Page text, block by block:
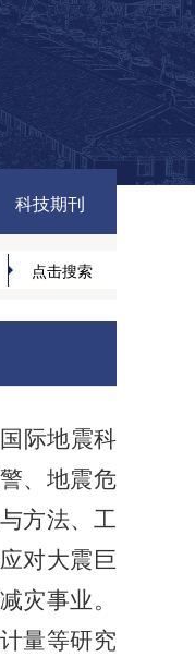
科技期刊
际地震科
、地震危
方法、工
对大震巨
灾事业。
量等研究